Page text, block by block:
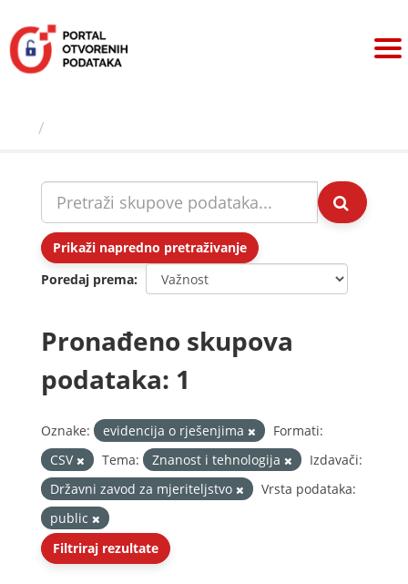
sadržaj
Prikaži napredno pretraživanje
Poredaj prema
Pronađeno skupova
podataka: 1
Oznake: evidencija o rješenjima
Formati:
CSV
Tema: Znanost i tehnologija
Izdavači:
Državni zavod za mjeriteljstvo
Vrsta podataka:
public
Filtriraj rezultate